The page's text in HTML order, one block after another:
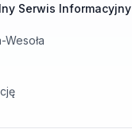
Serwis Informacyjny